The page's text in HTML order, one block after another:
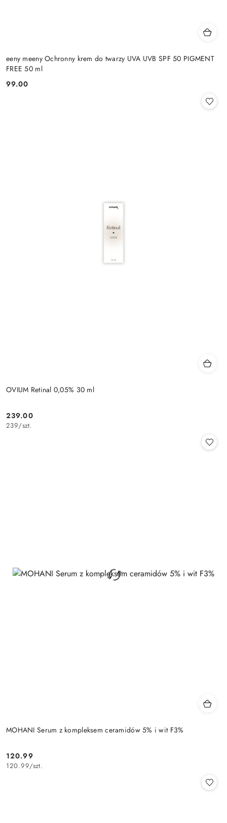
eeny meeny Ochronny krem do twarzy UVA UVB SPF 50 PIGMENT
FREE 50 ml
Cena:
99.00
OVIUM Retinal 0,05% 30 ml
Cena:
239.00
239/szt.
MOHANI Serum z kompleksem ceramidów 5% i wit F3%
Cena:
120.99
120.99/szt.